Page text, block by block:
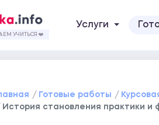
УЧИТЬСЯ ❤️
Услуги
Готовые работы
История становления практики и